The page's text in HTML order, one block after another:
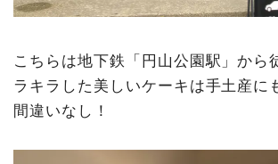
こちらは地下鉄「円山公園駅」から
ラキラした美しいケーキは手土産に
間違いなし！